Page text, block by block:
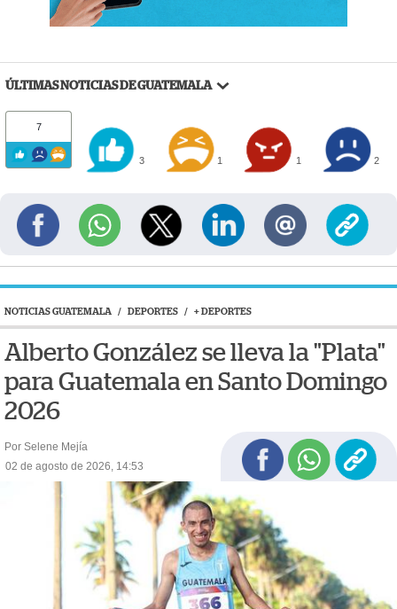
ÚLTIMAS NOTICIAS DE GUATEMALA
7
3 1 1 2
NOTICIAS GUATEMALA / DEPORTES / + DEPORTES
Alberto González se lleva la "Plata"
para Guatemala en Santo Domingo
2026
Por Selene Mejía
02 de agosto de 2026, 14:53